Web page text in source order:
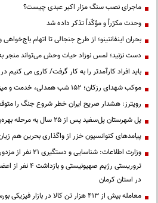
ماجرای نصب سنگ مزار اکبر عبدی چیست؟
وحدت مکرّراً و مؤکّداً تذکر داده شد
بحران اینفانتینو؛ از طرح جنجالی تا اتهام باج‌خواهی
دست نزنید؛ لمس نوزاد حیات وحش می‌تواند منجر
باید افراد کارآمدتر را به کار گرفت/ کاری می
موکب شهدای رزکان؛ ۱۵۲ شب همدلی، خدمت و میزبانی از مردم ولایت‌مدار شهریار
رویترز: هشدار صریح ایران خطر شروع جنگ را
پل شهرستان پل‌سفید پس از ۲۵ سال به مرحله بهره‌برداری رسید
پیامدهای کنوانسیون خزر از واگذاری بحرین هم
وزارت اطلاعات:
تروریستی رژیم
در استان کرمان
معامله بیش از ۴۱۳ هزار تن کالا در